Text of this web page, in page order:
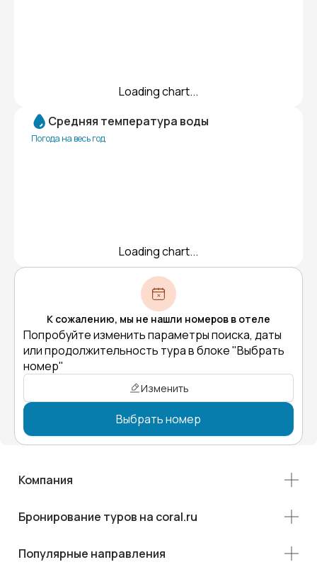
Loading chart...
Средняя температура воды
Погода на весь год
Loading chart...
К сожалению, мы не нашли номеров в отеле
Попробуйте изменить параметры поиска, даты
или продолжительность тура в блоке "Выбрать
номер"
Изменить
Выбрать номер
Компания
Бронирование туров на coral.ru
Популярные направления